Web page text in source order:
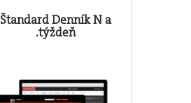
Štandard Denník N a
.týždeň